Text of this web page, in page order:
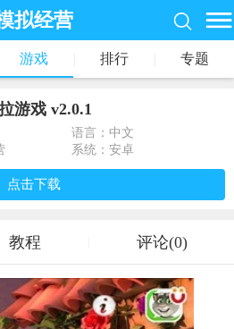
拟经营
游戏 排行 专题
游戏 v2.0.1
语言：中文
系统：安卓
点击下载
教程 评论(0)